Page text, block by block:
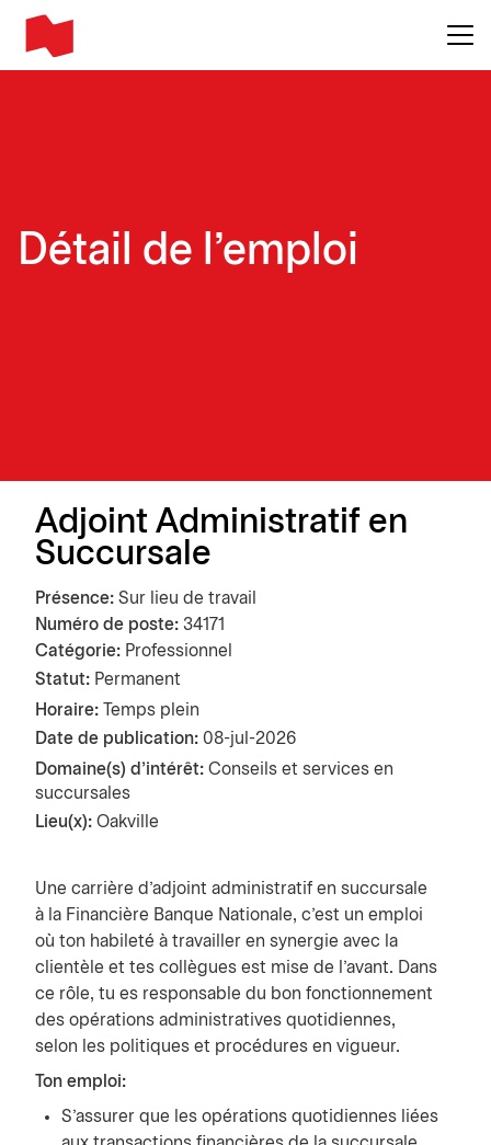
Main
Détail de l'emploi
Adjoint Administratif en
Succursale
Présence Sur lieu de travail
Numéro de poste 34171
Catégorie Professionnel
Statut: Permanent
Horaire: Temps plein
Date de publication 08-jul-2026
Domaine(s) d'intérêt: Conseils et services en
succursales
Lieu(x): Oakville
Une carrière d’adjoint administratif en succursale
à la Financière Banque Nationale, c’est un emploi
où ton habileté à travailler en synergie avec la
clientèle et tes collègues est mise de l’avant. Dans
ce rôle, tu es responsable du bon fonctionnement
des opérations administratives quotidiennes,
selon les politiques et procédures en vigueur.
Ton emploi:
S’assurer que les opérations quotidiennes liées